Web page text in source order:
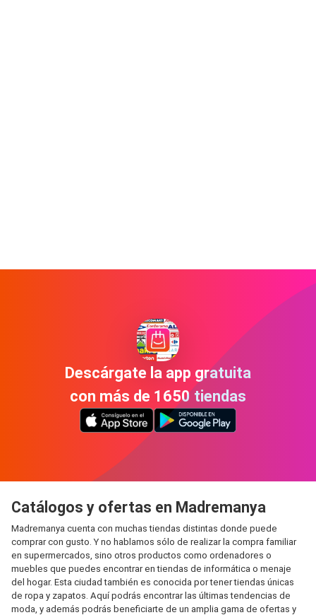
Descárgate la app gratuita
con más de 1650 tiendas
Catálogos y ofertas en Madremanya
Madremanya cuenta con muchas tiendas distintas donde puede
comprar con gusto. Y no hablamos sólo de realizar la compra familiar
en supermercados, sino otros productos como ordenadores o
muebles que puedes encontrar en tiendas de informática o menaje
del hogar. Esta ciudad también es conocida por tener tiendas únicas
de ropa y zapatos. Aquí podrás encontrar las últimas tendencias de
moda, y además podrás beneficiarte de un amplia gama de ofertas y